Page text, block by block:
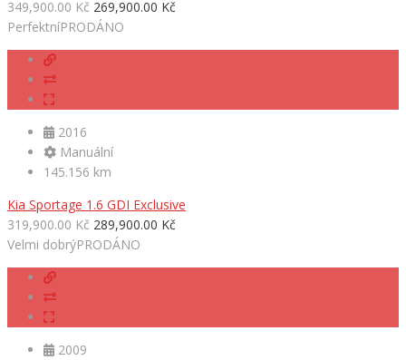
349,900.00 Kč 269,900.00 Kč
PerfektníPRODÁNO
2016
Manuální
145.156 km
Kia Sportage 1.6 GDI Exclusive
319,900.00 Kč 289,900.00 Kč
Velmi dobrýPRODÁNO
2009